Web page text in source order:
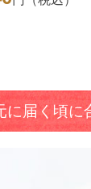
届く頃に